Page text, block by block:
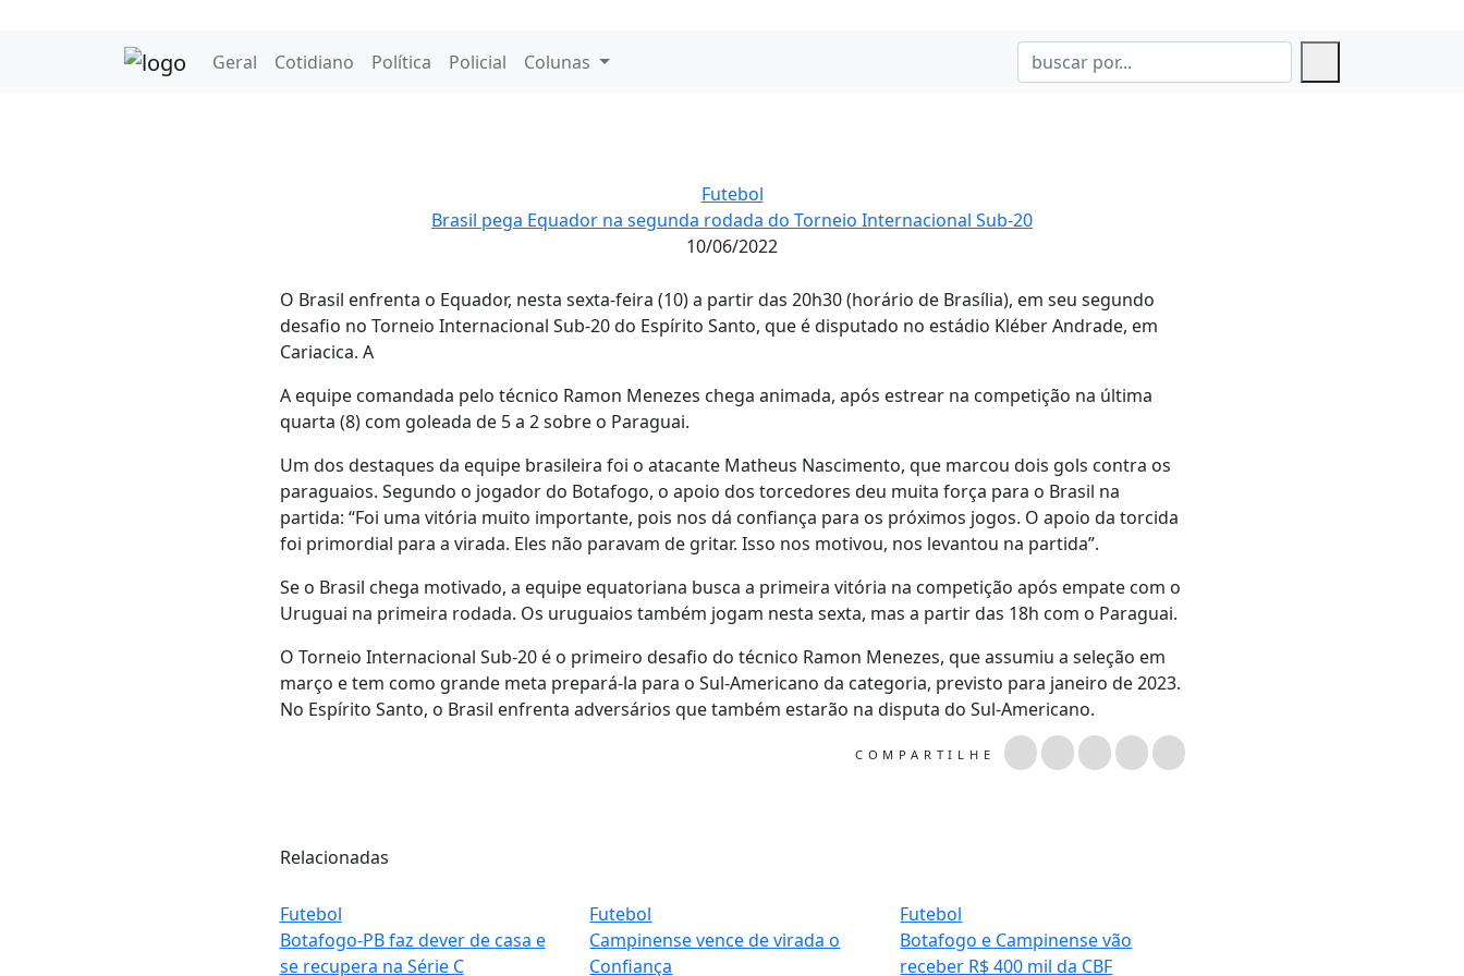
Geral Cotidiano Política Policial Colunas
Futebol
Brasil pega Equador na segunda rodada do Torneio Internacional Sub-20
10/06/2022
O Brasil enfrenta o Equador, nesta sexta-feira (10) a partir das 20h30 (horário de Brasília), em seu segundo
desafio no Torneio Internacional Sub-20 do Espírito Santo, que é disputado no estádio Kléber Andrade, em
Cariacica. A
A equipe comandada pelo técnico Ramon Menezes chega animada, após estrear na competição na última
quarta (8) com goleada de 5 a 2 sobre o Paraguai.
Um dos destaques da equipe brasileira foi o atacante Matheus Nascimento, que marcou dois gols contra os
paraguaios. Segundo o jogador do Botafogo, o apoio dos torcedores deu muita força para o Brasil na
partida: “Foi uma vitória muito importante, pois nos dá confiança para os próximos jogos. O apoio da torcida
foi primordial para a virada. Eles não paravam de gritar. Isso nos motivou, nos levantou na partida”.
Se o Brasil chega motivado, a equipe equatoriana busca a primeira vitória na competição após empate com o
Uruguai na primeira rodada. Os uruguaios também jogam nesta sexta, mas a partir das 18h com o Paraguai.
O Torneio Internacional Sub-20 é o primeiro desafio do técnico Ramon Menezes, que assumiu a seleção em
março e tem como grande meta prepará-la para o Sul-Americano da categoria, previsto para janeiro de 2023.
No Espírito Santo, o Brasil enfrenta adversários que também estarão na disputa do Sul-Americano.
COMPARTILHE
Relacionadas
Futebol
Botafogo-PB faz dever de casa e
se recupera na Série C
Futebol
Campinense vence de virada o
Confiança
Futebol
Botafogo e Campinense vão
receber R$ 400 mil da CBF